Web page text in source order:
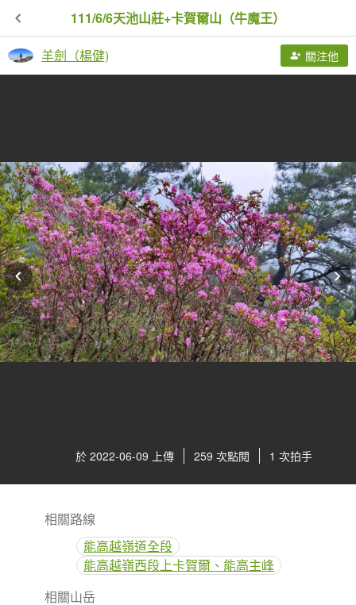
111/6/6天池山莊+卡賀爾山（牛魔王）
羊劍（楊健) 關注他
於 2022-06-09 上傳 259 次點閱 1 次拍手
相關路線
能高越嶺道全段
能高越嶺西段上卡賀爾、能高主峰
相關山岳